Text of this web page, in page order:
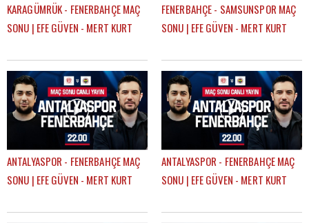
KARAGÜMRÜK - FENERBAHÇE MAÇ
SONU | EFE GÜVEN - MERT KURT
FENERBAHÇE - SAMSUNSPOR MAÇ
SONU | EFE GÜVEN - MERT KURT
ANTALYASPOR - FENERBAHÇE MAÇ
SONU | EFE GÜVEN - MERT KURT
ANTALYASPOR - FENERBAHÇE MAÇ
SONU | EFE GÜVEN - MERT KURT